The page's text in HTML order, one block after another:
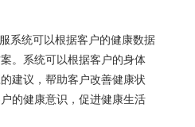
系统可以根据客户的健康数据
。系统可以根据客户的身体
建议，帮助客户改善健康状
的健康意识，促进健康生活